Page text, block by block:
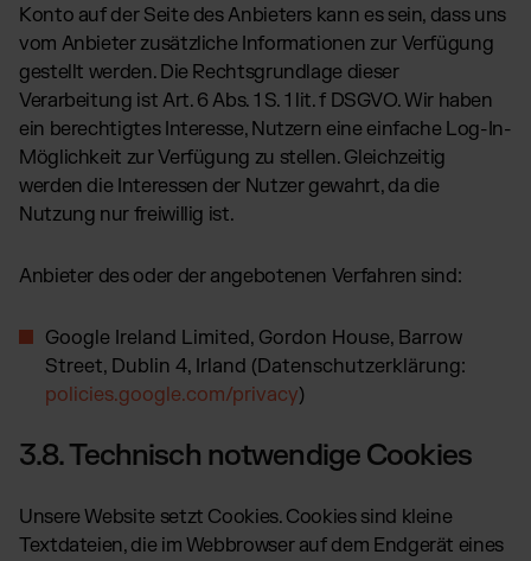
Konto auf der Seite des Anbieters kann es sein, dass uns
vom Anbieter zusätzliche Informationen zur Verfügung
gestellt werden. Die Rechtsgrundlage dieser
Verarbeitung ist Art. 6 Abs. 1 S. 1 lit. f DSGVO. Wir haben
ein berechtigtes Interesse, Nutzern eine einfache Log-In-
Möglichkeit zur Verfügung zu stellen. Gleichzeitig
werden die Interessen der Nutzer gewahrt, da die
Nutzung nur freiwillig ist.
Anbieter des oder der angebotenen Verfahren sind:
Google Ireland Limited, Gordon House, Barrow
Street, Dublin 4, Irland (Datenschutzerklärung:
policies.google.com/privacy)
3.8. Technisch notwendige Cookies
Unsere Website setzt Cookies. Cookies sind kleine
Textdateien, die im Webbrowser auf dem Endgerät eines